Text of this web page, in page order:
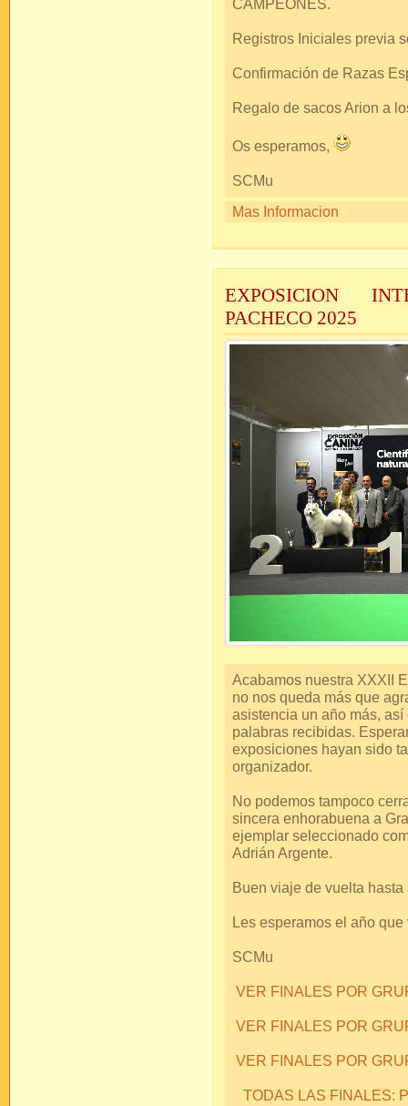
CAMPEONES.
Registros Iniciales previa
Confirmación de Razas
Regalo de sacos Arion a
Os esperamos,
SCMu
Mas Informacion
EXPOSICION
PACHECO 2025
Acabamos nuestra XXXII
no nos queda más que
asistencia un año más,
palabras recibidas.
exposiciones hayan sido
organizador.
No podemos tampoco
sincera enhorabuena a
ejemplar seleccionado
Adrián Argente.
Buen viaje de vuelta
Les esperamos el año que
SCMu
VER FINALES POR
VER FINALES POR
VER FINALES POR
TODAS LAS FINALES: